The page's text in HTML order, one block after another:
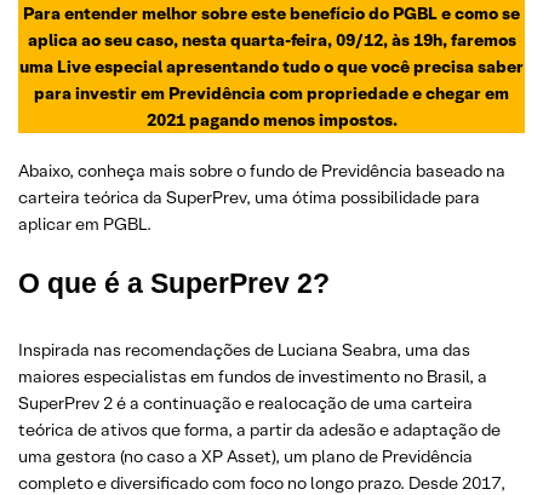
Para entender melhor sobre este benefício do PGBL e como se
aplica ao seu caso, nesta quarta-feira, 09/12, às 19h, faremos
uma Live especial apresentando tudo o que você precisa saber
para investir em Previdência com propriedade e chegar em
2021 pagando menos impostos.
Abaixo, conheça mais sobre o fundo de Previdência baseado na
carteira teórica da SuperPrev, uma ótima possibilidade para
aplicar em PGBL.
O que é a SuperPrev 2?
Inspirada nas recomendações de Luciana Seabra, uma das
maiores especialistas em fundos de investimento no Brasil, a
SuperPrev 2 é a continuação e realocação de uma carteira
teórica de ativos que forma, a partir da adesão e adaptação de
uma gestora (no caso a XP Asset), um plano de Previdência
completo e diversificado com foco no longo prazo. Desde 2017,